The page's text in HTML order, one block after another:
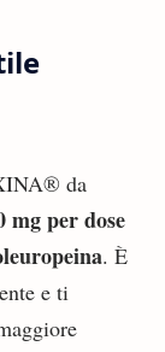
da
mg per dose
. È
e ti